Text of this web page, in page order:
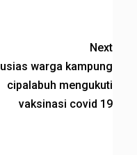
Next
warga kampung
cipalabuh mengukuti
vaksinasi covid 19